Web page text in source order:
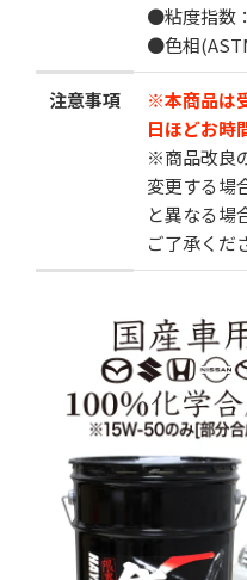
●粘度指数
●色相
注意事項
※本商品は
日ほどお時
※商品改良
変更する場
と異なる場
ご了承くだ